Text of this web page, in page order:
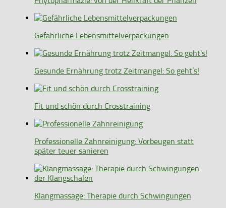
Gefährliche Lebensmittelverpackungen
Gesunde Ernährung trotz Zeitmangel: So geht’s!
Fit und schön durch Crosstraining
Professionelle Zahnreinigung: Vorbeugen statt
später teuer sanieren
Klangmassage: Therapie durch Schwingungen